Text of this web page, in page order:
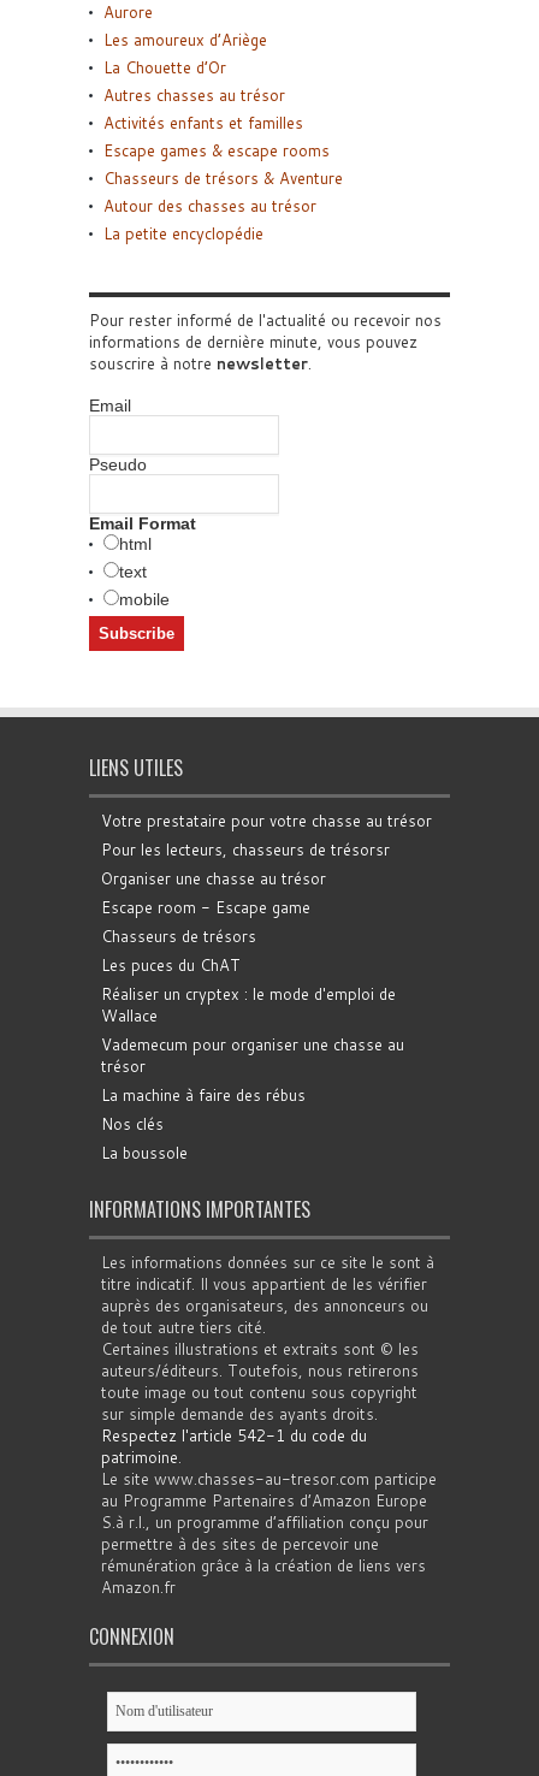
Aurore
Les amoureux d’Ariège
La Chouette d’Or
Autres chasses au trésor
Activités enfants et familles
Escape games & escape rooms
Chasseurs de trésors & Aventure
Autour des chasses au trésor
La petite encyclopédie
Pour rester informé de l'actualité ou recevoir nos
informations de dernière minute, vous pouvez
souscrire à notre newsletter.
Email
Pseudo
Email Format
html
text
mobile
LIENS UTILES
Votre prestataire pour votre chasse au trésor
Pour les lecteurs, chasseurs de trésorsr
Organiser une chasse au trésor
Escape room - Escape game
Chasseurs de trésors
Les puces du ChAT
Réaliser un cryptex : le mode d'emploi de
Wallace
Vademecum pour organiser une chasse au
trésor
La machine à faire des rébus
Nos clés
La boussole
INFORMATIONS IMPORTANTES
Les informations données sur ce site le sont à
titre indicatif. Il vous appartient de les vérifier
auprès des organisateurs, des annonceurs ou
de tout autre tiers cité.
Certaines illustrations et extraits sont © les
auteurs/éditeurs. Toutefois, nous retirerons
toute image ou tout contenu sous copyright
sur simple demande des ayants droits.
Respectez l'article 542-1 du code du
patrimoine.
Le site www.chasses-au-tresor.com participe
au Programme Partenaires d’Amazon Europe
S.à r.l., un programme d’affiliation conçu pour
permettre à des sites de percevoir une
rémunération grâce à la création de liens vers
Amazon.fr
CONNEXION